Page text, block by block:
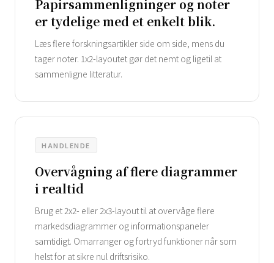
Papirsammenligninger og noter
er tydelige med et enkelt blik.
Læs flere forskningsartikler side om side, mens du
tager noter. 1x2-layoutet gør det nemt og ligetil at
sammenligne litteratur.
HANDLENDE
Overvågning af flere diagrammer
i realtid
Brug et 2x2- eller 2x3-layout til at overvåge flere
markedsdiagrammer og informationspaneler
samtidigt. Omarranger og fortryd funktioner når som
helst for at sikre nul driftsrisiko.